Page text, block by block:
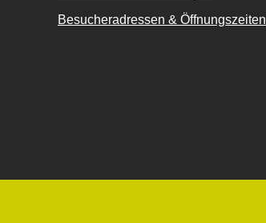
Besucheradressen & Öffnungszeiten